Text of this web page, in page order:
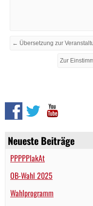
Neueste Beiträge
PPPPPlakAt
OB-Wahl 2025
Wahlprogramm
← Übersetzung zur